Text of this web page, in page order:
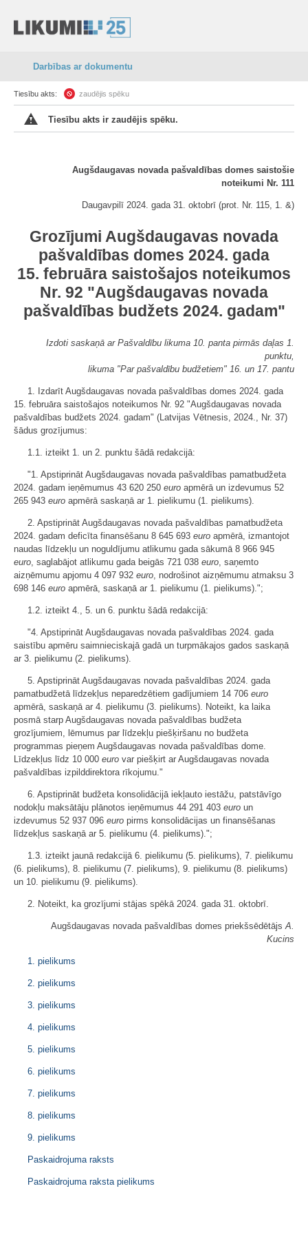
Darbības ar dokumentu
Tiesību akts: zaudējis spēku
Tiesību akts ir zaudējis spēku.
Augšdaugavas novada pašvaldības domes saistošie
noteikumi Nr. 111
Daugavpilī 2024. gada 31. oktobrī (prot. Nr. 115, 1. &)
Grozījumi Augšdaugavas novada
pašvaldības domes 2024. gada
15. februāra saistošajos noteikumos
Nr. 92 "Augšdaugavas novada
pašvaldības budžets 2024. gadam"
Izdoti saskaņā ar Pašvaldību likuma 10. panta pirmās daļas 1.
punktu,
likuma "Par pašvaldību budžetiem" 16. un 17. pantu
1. Izdarīt Augšdaugavas novada pašvaldības domes 2024. gada
15. februāra saistošajos noteikumos Nr. 92 "Augšdaugavas novada
pašvaldības budžets 2024. gadam" (Latvijas Vētnesis, 2024., Nr. 37)
šādus grozījumus:
1.1. izteikt 1. un 2. punktu šādā redakcijā:
"1. Apstiprināt Augšdaugavas novada pašvaldības pamatbudžeta
2024. gadam ieņēmumus 43 620 250 euro apmērā un izdevumus 52
265 943 euro apmērā saskaņā ar 1. pielikumu (1. pielikums).
2. Apstiprināt Augšdaugavas novada pašvaldības pamatbudžeta
2024. gadam deficīta finansēšanu 8 645 693 euro apmērā, izmantojot
naudas līdzekļu un noguldījumu atlikumu gada sākumā 8 966 945
euro, saglabājot atlikumu gada beigās 721 038 euro, saņemto
aizņēmumu apjomu 4 097 932 euro, nodrošinot aizņēmumu atmaksu 3
698 146 euro apmērā, saskaņā ar 1. pielikumu (1. pielikums).";
1.2. izteikt 4., 5. un 6. punktu šādā redakcijā:
"4. Apstiprināt Augšdaugavas novada pašvaldības 2024. gada
saistību apmēru saimnieciskajā gadā un turpmākajos gados saskaņā
ar 3. pielikumu (2. pielikums).
5. Apstiprināt Augšdaugavas novada pašvaldības 2024. gada
pamatbudžetā līdzekļus neparedzētiem gadījumiem 14 706 euro
apmērā, saskaņā ar 4. pielikumu (3. pielikums). Noteikt, ka laika
posmā starp Augšdaugavas novada pašvaldības budžeta
grozījumiem, lēmumus par līdzekļu piešķiršanu no budžeta
programmas pieņem Augšdaugavas novada pašvaldības dome.
Līdzekļus līdz 10 000 euro var piešķirt ar Augšdaugavas novada
pašvaldības izpilddirektora rīkojumu."
6. Apstiprināt budžeta konsolidācijā iekļauto iestāžu, patstāvīgo
nodokļu maksātāju plānotos ieņēmumus 44 291 403 euro un
izdevumus 52 937 096 euro pirms konsolidācijas un finansēšanas
līdzekļus saskaņā ar 5. pielikumu (4. pielikums).";
1.3. izteikt jaunā redakcijā 6. pielikumu (5. pielikums), 7. pielikumu
(6. pielikums), 8. pielikumu (7. pielikums), 9. pielikumu (8. pielikums)
un 10. pielikumu (9. pielikums).
2. Noteikt, ka grozījumi stājas spēkā 2024. gada 31. oktobrī.
Augšdaugavas novada pašvaldības domes priekšsēdētājsA.
Kucins
1. pielikums
2. pielikums
3. pielikums
4. pielikums
5. pielikums
6. pielikums
7. pielikums
8. pielikums
9. pielikums
Paskaidrojuma raksts
Paskaidrojuma raksta pielikums